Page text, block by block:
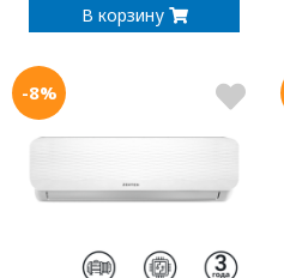
В корзину
-8%